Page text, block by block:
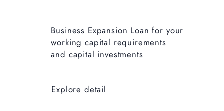
Business Expansion Loan for your
working capital requirements
and capital investments
Explore detail